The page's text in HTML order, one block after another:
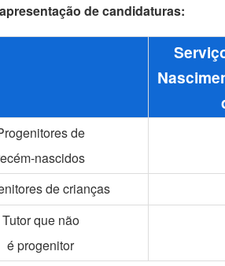
de candidaturas:
de
nascidos
de crianças
Tutor que não
é progenitor